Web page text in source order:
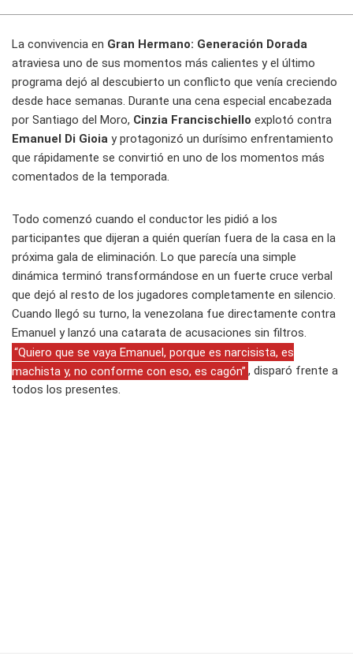
La convivencia en Gran Hermano: Generación Dorada
atraviesa uno de sus momentos más calientes y el último
programa dejó al descubierto un conflicto que venía creciendo
desde hace semanas. Durante una cena especial encabezada
por Santiago del Moro, Cinzia Francischiello explotó contra
Emanuel Di Gioia y protagonizó un durísimo enfrentamiento
que rápidamente se convirtió en uno de los momentos más
comentados de la temporada.
Todo comenzó cuando el conductor les pidió a los
participantes que dijeran a quién querían fuera de la casa en la
próxima gala de eliminación. Lo que parecía una simple
dinámica terminó transformándose en un fuerte cruce verbal
que dejó al resto de los jugadores completamente en silencio.
Cuando llegó su turno, la venezolana fue directamente contra
Emanuel y lanzó una catarata de acusaciones sin filtros.
“Quiero que se vaya Emanuel, porque es narcisista, es
machista y, no conforme con eso, es cagón” , disparó frente a
todos los presentes.